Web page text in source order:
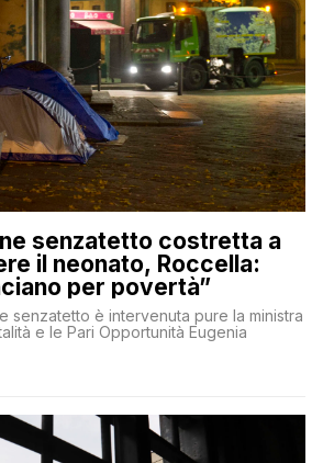
senzatetto costretta a
il neonato, Roccella:
per povertà”
senzatetto è intervenuta pure la ministra
e le Pari Opportunità Eugenia